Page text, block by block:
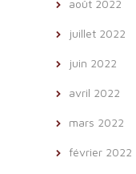
août 2022
juillet 2022
juin 2022
avril 2022
mars 2022
février 2022